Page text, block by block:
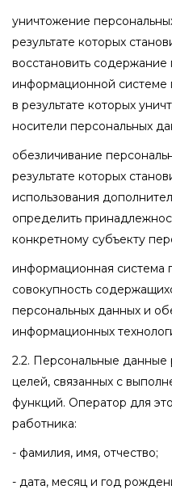
уничтожение
результате которых
восстановить
информационной системе
в результате которых
носители персональных
обезличивание
результате которых
использования
определить
конкретному субъекту
информационная система
совокупность
персональных данных и
информационных
2.2. Персональные данные
целей, связанных с
функций. Оператор для
работника:
- фамилия, имя, отчество;
- дата, месяц и год